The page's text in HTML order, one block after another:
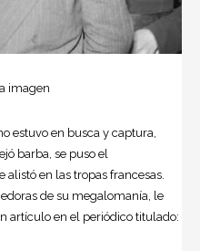
imagen
estuvo en busca y captura,
barba, se puso el
en las tropas francesas.
de su megalomanía, le
artículo en el periódico titulado: